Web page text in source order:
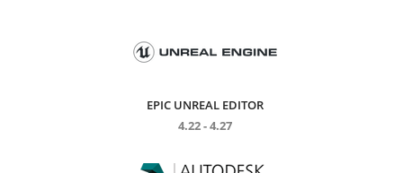
EPIC UNREAL EDITOR
4.22 - 4.27